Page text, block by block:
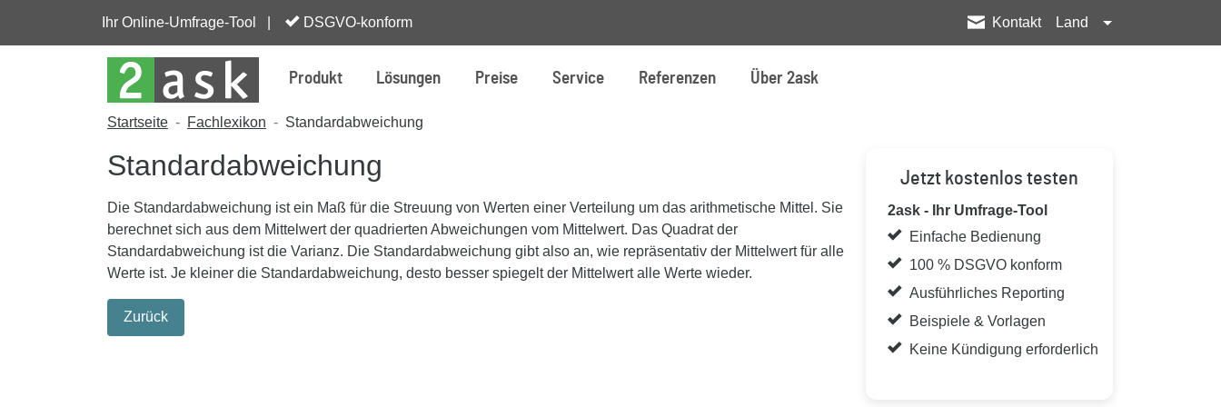
Ihr Online-Umfrage-Tool | DSGVO-konform Kontakt Land
Produkt Lösungen Preise Service Referenzen Über 2ask
Startseite Fachlexikon Standardabweichung
Standardabweichung
Die Standardabweichung ist ein Maß für die Streuung von Werten einer Verteilung um das arithmetische Mittel. Sie
berechnet sich aus dem Mittelwert der quadrierten Abweichungen vom Mittelwert. Das Quadrat der
Standardabweichung ist die Varianz. Die Standardabweichung gibt also an, wie repräsentativ der Mittelwert für alle
Werte ist. Je kleiner die Standardabweichung, desto besser spiegelt der Mittelwert alle Werte wieder.
Zurück
Jetzt kostenlos testen
2ask - Ihr Umfrage-Tool
Einfache Bedienung
100 % DSGVO konform
Ausführliches Reporting
Beispiele & Vorlagen
Keine Kündigung erforderlich